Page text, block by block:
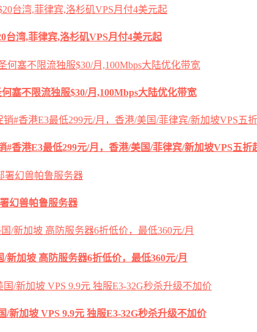
台湾,菲律宾,洛杉矶VPS月付4美元起
塞不限流独服$30/月,100Mbps大陆优化带宽
#香港E3最低299元/月，香港/美国/菲律宾/新加坡VPS五折
幻兽帕鲁服务器
新加坡 高防服务器6折低价，最低360元/月
/新加坡 VPS 9.9元 独服E3-32G秒杀升级不加价